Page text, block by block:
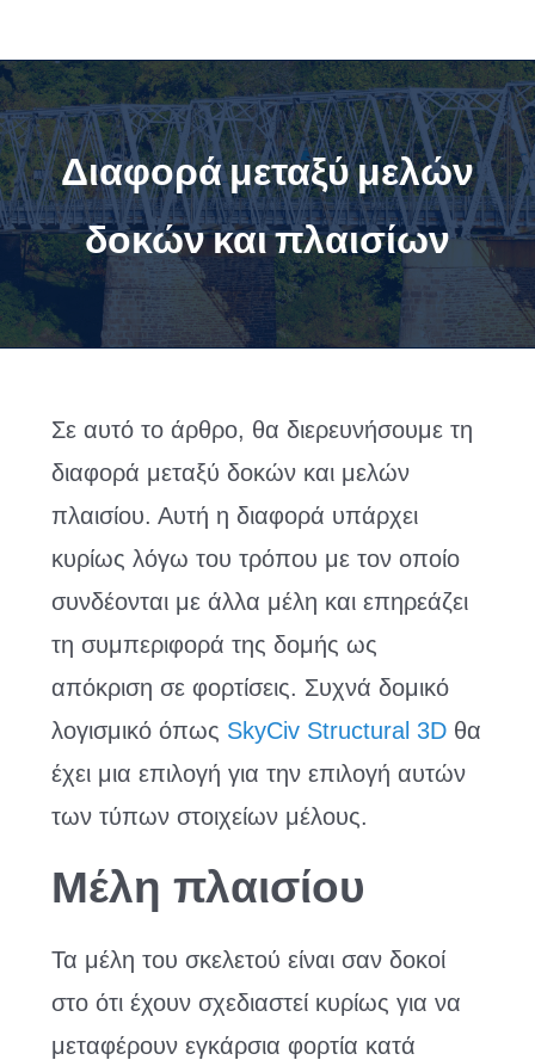
περιεχόμενο
Διαφορά μεταξύ μελών
δοκών και πλαισίων
Σε αυτό το άρθρο, θα διερευνήσουμε τη
διαφορά μεταξύ δοκών και μελών
πλαισίου. Αυτή η διαφορά υπάρχει
κυρίως λόγω του τρόπου με τον οποίο
συνδέονται με άλλα μέλη και επηρεάζει
τη συμπεριφορά της δομής ως
απόκριση σε φορτίσεις. Συχνά δομικό
λογισμικό όπως SkyCiv Structural 3Dθα
έχει μια επιλογή για την επιλογή αυτών
των τύπων στοιχείων μέλους.
Μέλη πλαισίου
Τα μέλη του σκελετού είναι σαν δοκοί
στο ότι έχουν σχεδιαστεί κυρίως για να
μεταφέρουν εγκάρσια φορτία κατά